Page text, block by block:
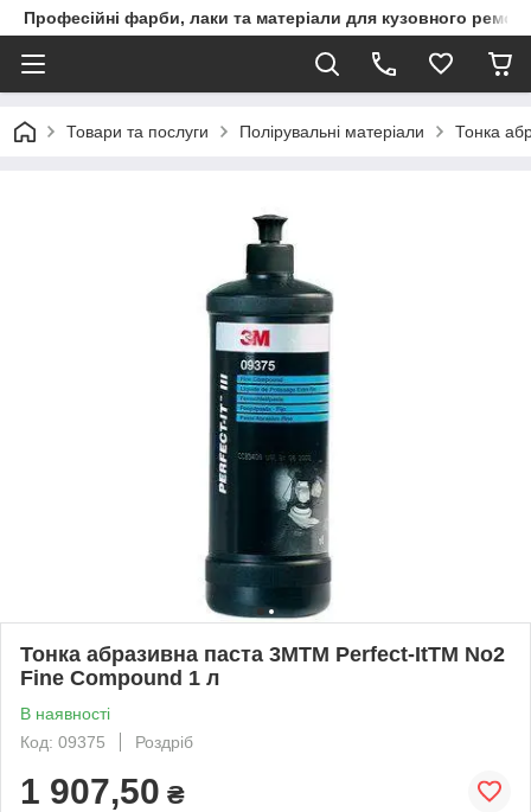
Професійні фарби, лаки та матеріали для кузовного
Товари та послуги Полірувальні матеріали Тонка
Тонка абразивна паста 3MTM Perfect-ItTM No2
Fine Compound 1 л
В наявності
Код: 09375
Роздріб
1 907,50 ₴